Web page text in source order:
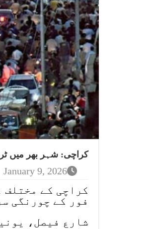
کراچی: شہر بھر میں
January 9, 2026
کراچی کے مختلف
فور کے چورنگی
شارع فیصل،